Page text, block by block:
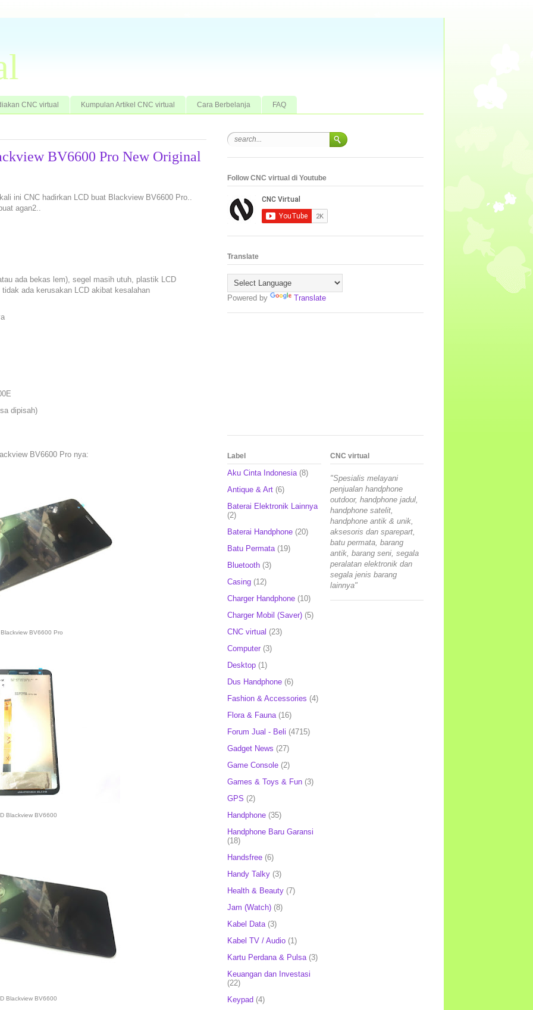
CNC virtual Kumpulan Artikel CNC virtual Cara Berbelanja FAQ
BV6600 Pro New Original
ini CNC hadirkan LCD buat Blackview BV6600 Pro..
agan2..
ada bekas lem), segel masih utuh, plastik LCD
ada kerusakan LCD akibat kesalahan
dipisah)
BV6600 Pro nya:
BV6600 Pro
Blackview BV6600
Blackview BV6600
Follow CNC virtual di Youtube
Translate
Powered by Translate
Label
Aku Cinta Indonesia (8)
Antique & Art (6)
Baterai Elektronik Lainnya
(2)
Baterai Handphone (20)
Batu Permata (19)
Bluetooth (3)
Casing (12)
Charger Handphone (10)
Charger Mobil (Saver) (5)
CNC virtual (23)
Computer (3)
Desktop (1)
Dus Handphone (6)
Fashion & Accessories (4)
Flora & Fauna (16)
Forum Jual - Beli (4715)
Gadget News (27)
Game Console (2)
Games & Toys & Fun (3)
GPS (2)
Handphone (35)
Handphone Baru Garansi
(18)
Handsfree (6)
Handy Talky (3)
Health & Beauty (7)
Jam (Watch) (8)
Kabel Data (3)
Kabel TV / Audio (1)
Kartu Perdana & Pulsa (3)
Keuangan dan Investasi
(22)
Keypad (4)
CNC virtual
"Spesialis melayani
penjualan handphone
outdoor, handphone jadul,
handphone satelit,
handphone antik & unik,
aksesoris dan sparepart,
batu permata, barang
antik, barang seni, segala
peralatan elektronik dan
segala jenis barang
lainnya"